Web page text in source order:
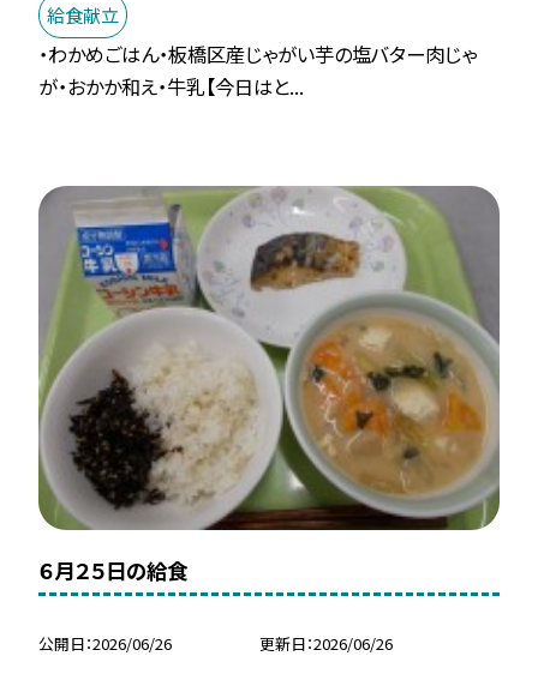
給食献立
・わかめごはん・板橋区産じゃがい芋の塩バター肉じゃ
が・おかか和え・牛乳【今日はと...
６月２５日の給食
公開日 2026/06/26 更新日 2026/06/26